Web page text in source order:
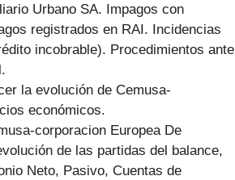
Urbano SA. Impagos con
registrados en RAI. Incidencias
incobrable). Procedimientos ante
la evolución de Cemusa-
económicos.
corporacion Europea De
de las partidas del balance,
Neto, Pasivo, Cuentas de